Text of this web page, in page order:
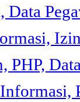
Data
PHP,